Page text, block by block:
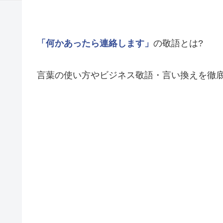
「何かあったら連絡します」 の敬語とは?
言葉の使い方やビジネス敬語・言い換えを徹